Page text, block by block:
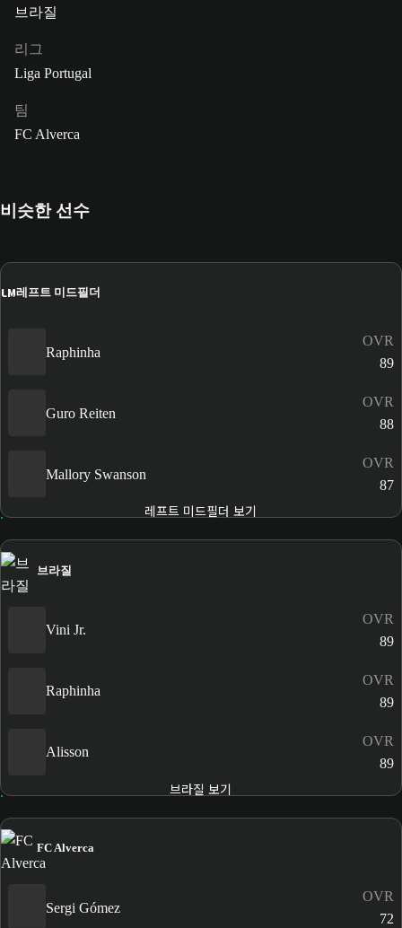
브라질
리그
Liga Portugal
팀
FC Alverca
비슷한 선수
LM레프트 미드필더
Raphinha
OVR
89
Guro Reiten
OVR
88
Mallory Swanson
OVR
87
레프트 미드필더 보기
브라질
Vini Jr.
OVR
89
Raphinha
OVR
89
Alisson
OVR
89
브라질 보기
FC Alverca
Sergi Gómez
OVR
72